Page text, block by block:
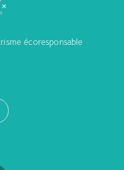
écoresponsable